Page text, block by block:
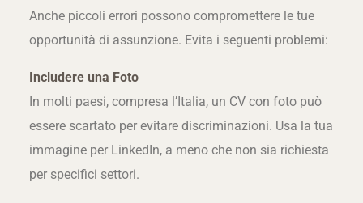
Anche piccoli errori possono compromettere le tue
opportunità di assunzione. Evita i seguenti problemi:
Includere una Foto
In molti paesi, compresa l’Italia, un CV con foto può
essere scartato per evitare discriminazioni. Usa la tua
immagine per LinkedIn, a meno che non sia richiesta
per specifici settori.